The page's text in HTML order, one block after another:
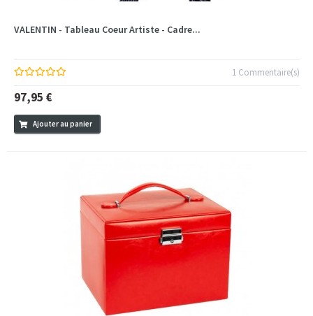
VALENTIN - Tableau Coeur Artiste - Cadre...
1 Commentaire(s)
97,95 €
Ajouter au panier